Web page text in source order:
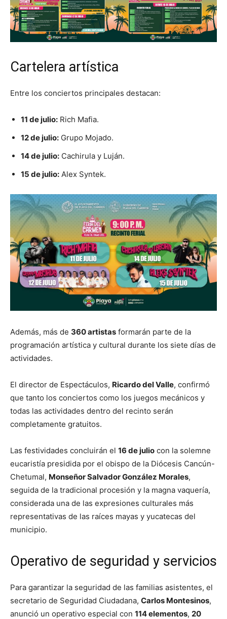
Cartelera artística
Entre los conciertos principales destacan:
11 de julio: Rich Mafia.
12 de julio: Grupo Mojado.
14 de julio: Cachirula y Luján.
15 de julio: Alex Syntek.
Además, más de 360 artistas formarán parte de la
programación artística y cultural durante los siete días de
actividades.
El director de Espectáculos, Ricardo del Valle, confirmó
que tanto los conciertos como los juegos mecánicos y
todas las actividades dentro del recinto serán
completamente gratuitos.
Las festividades concluirán el 16 de julio con la solemne
eucaristía presidida por el obispo de la Diócesis Cancún-
Chetumal, Monseñor Salvador González Morales,
seguida de la tradicional procesión y la magna vaquería,
considerada una de las expresiones culturales más
representativas de las raíces mayas y yucatecas del
municipio.
Operativo de seguridad y servicios
Para garantizar la seguridad de las familias asistentes, el
secretario de Seguridad Ciudadana, Carlos Montesinos,
anunció un operativo especial con 114 elementos, 20